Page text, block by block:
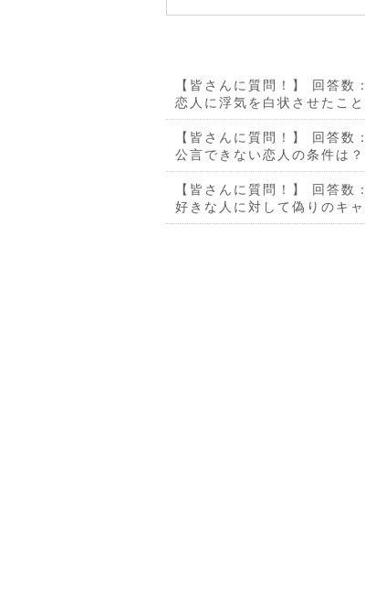
【皆さんに質問！】
回答数
恋人に浮気を白状させたこ
【皆さんに質問！】
回答数
公言できない恋人の条件は？
【皆さんに質問！】
回答数
好きな人に対して偽りのキ